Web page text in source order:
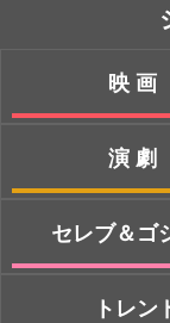
映画
演劇
セレブ＆ゴ
トレン